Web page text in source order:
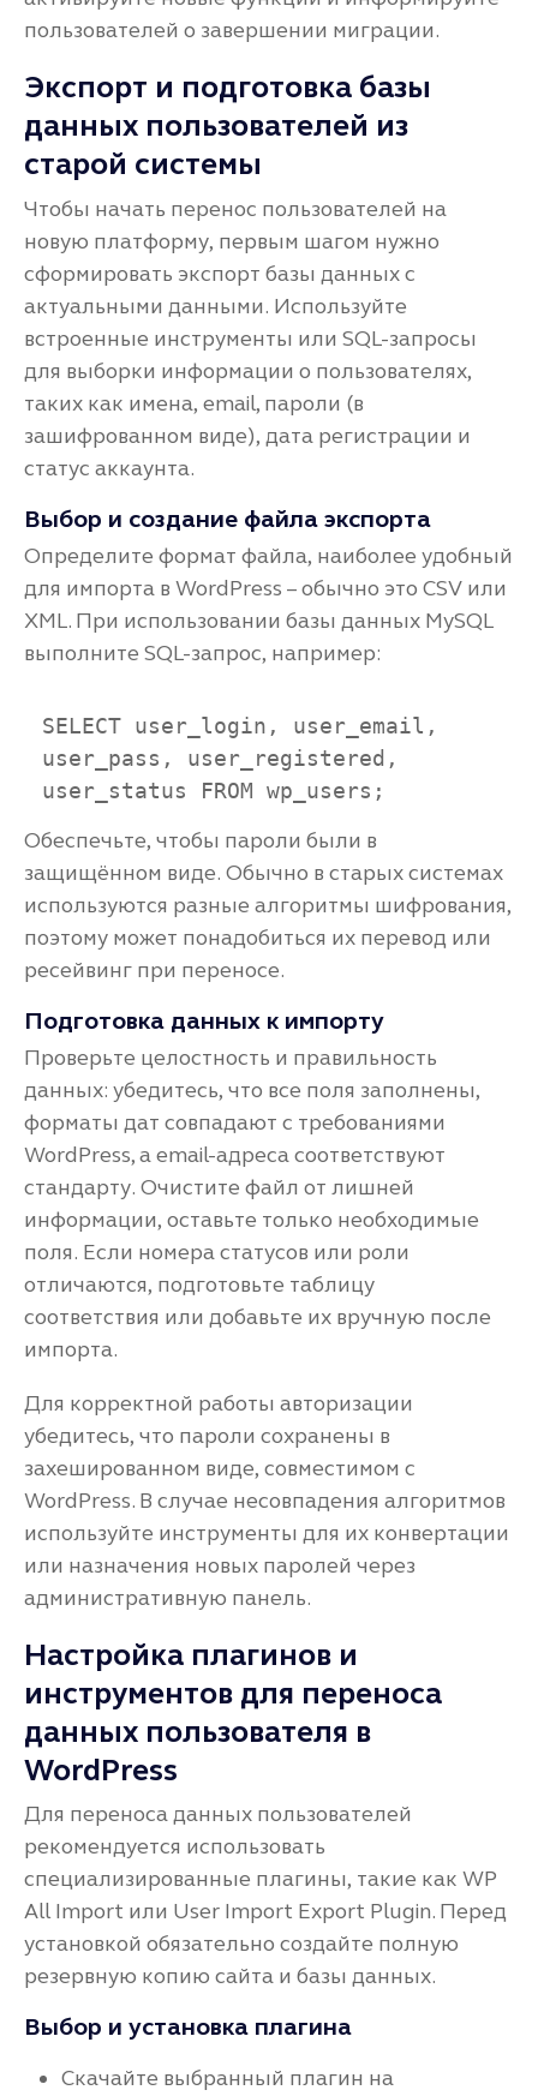
пользователей о завершении миграции.
Экспорт и подготовка базы
данных пользователей из
старой системы
Чтобы начать перенос пользователей на
новую платформу, первым шагом нужно
сформировать экспорт базы данных с
актуальными данными. Используйте
встроенные инструменты или SQL-запросы
для выборки информации о пользователях,
таких как имена, email, пароли (в
зашифрованном виде), дата регистрации и
статус аккаунта.
Выбор и создание файла экспорта
Определите формат файла, наиболее удобный
для импорта в WordPress – обычно это CSV или
XML. При использовании базы данных MySQL
выполните SQL-запрос, например:
SELECT user_login, user_email,
user_pass, user_registered,
user_status FROM wp_users;
Обеспечьте, чтобы пароли были в
защищённом виде. Обычно в старых системах
используются разные алгоритмы шифрования,
поэтому может понадобиться их перевод или
ресейвинг при переносе.
Подготовка данных к импорту
Проверьте целостность и правильность
данных: убедитесь, что все поля заполнены,
форматы дат совпадают с требованиями
WordPress, а email-адреса соответствуют
стандарту. Очистите файл от лишней
информации, оставьте только необходимые
поля. Если номера статусов или роли
отличаются, подготовьте таблицу
соответствия или добавьте их вручную после
импорта.
Для корректной работы авторизации
убедитесь, что пароли сохранены в
захешированном виде, совместимом с
WordPress. В случае несовпадения алгоритмов
используйте инструменты для их конвертации
или назначения новых паролей через
административную панель.
Настройка плагинов и
инструментов для переноса
данных пользователя в
WordPress
Для переноса данных пользователей
рекомендуется использовать
специализированные плагины, такие как WP
All Import или User Import Export Plugin. Перед
установкой обязательно создайте полную
резервную копию сайта и базы данных.
Выбор и установка плагина
Скачайте выбранный плагин на